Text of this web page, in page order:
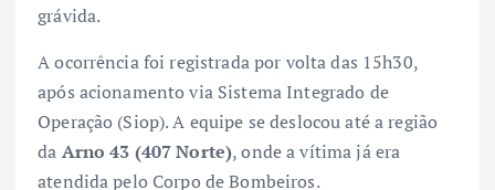
grávida.
A ocorrência foi registrada por volta das 15h30,
após acionamento via Sistema Integrado de
Operação (Siop). A equipe se deslocou até a região
da Arno 43 (407 Norte), onde a vítima já era
atendida pelo Corpo de Bombeiros.